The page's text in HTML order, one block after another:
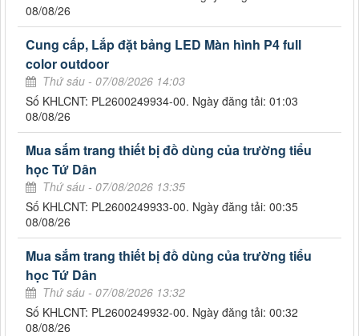
08/08/26
Cung cấp, Lắp đặt bảng LED Màn hình P4 full
color outdoor
Thứ sáu - 07/08/2026 14:03
Số KHLCNT: PL2600249934-00. Ngày đăng tải: 01:03
08/08/26
Mua sắm trang thiết bị đồ dùng của trường tiểu
học Tứ Dân
Thứ sáu - 07/08/2026 13:35
Số KHLCNT: PL2600249933-00. Ngày đăng tải: 00:35
08/08/26
Mua sắm trang thiết bị đồ dùng của trường tiểu
học Tứ Dân
Thứ sáu - 07/08/2026 13:32
Số KHLCNT: PL2600249932-00. Ngày đăng tải: 00:32
08/08/26